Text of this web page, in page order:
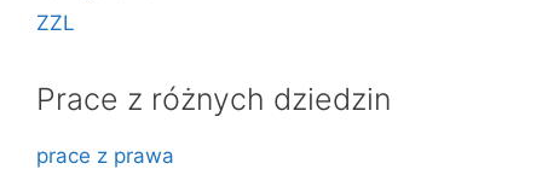
ZZL
Prace z różnych dziedzin
prace z prawa